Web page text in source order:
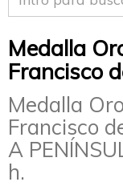
Medalla
Francisco
Medalla
Francisco
A
h.